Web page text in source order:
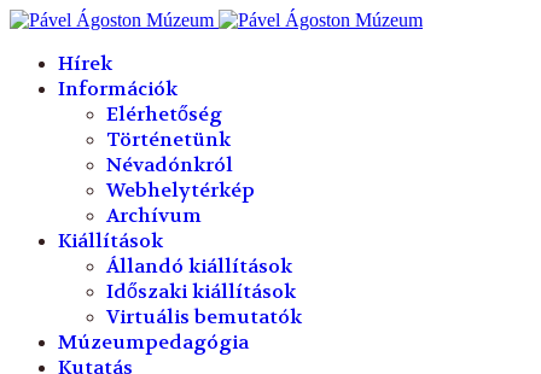
Hírek
Információk
Elérhetőség
Történetünk
Névadónkról
Webhelytérkép
Archívum
Kiállítások
Állandó kiállítások
Időszaki kiállítások
Virtuális bemutatók
Múzeumpedagógia
Kutatás
év
hónap
év
hónap